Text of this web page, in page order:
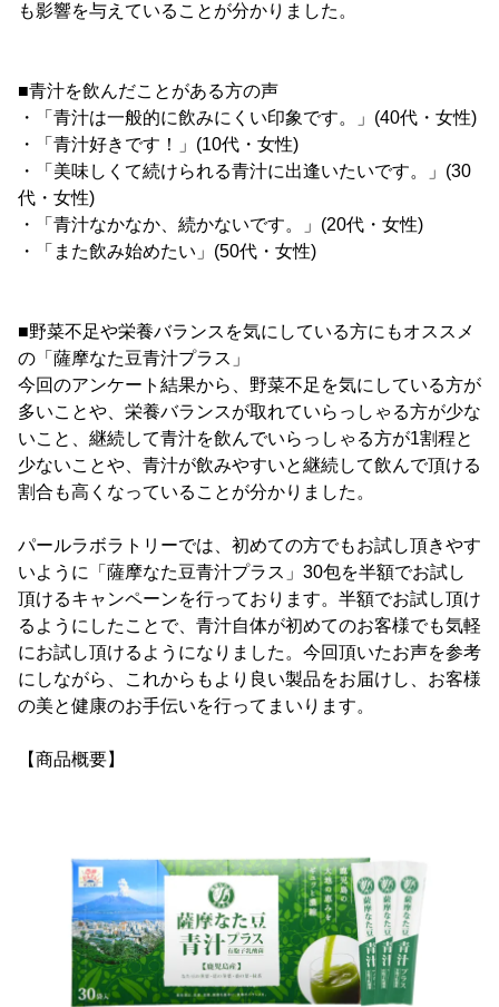
も影響を与えていることが分かりました。
■青汁を飲んだことがある方の声
・「青汁は一般的に飲みにくい印象です。」(40代・女性)
・「青汁好きです！」(10代・女性)
・「美味しくて続けられる青汁に出逢いたいです。」(30
代・女性)
・「青汁なかなか、続かないです。」(20代・女性)
・「また飲み始めたい」(50代・女性)
■野菜不足や栄養バランスを気にしている方にもオススメ
の「薩摩なた豆青汁プラス」
今回のアンケート結果から、野菜不足を気にしている方が
多いことや、栄養バランスが取れていらっしゃる方が少な
いこと、継続して青汁を飲んでいらっしゃる方が1割程と
少ないことや、青汁が飲みやすいと継続して飲んで頂ける
割合も高くなっていることが分かりました。
パールラボラトリーでは、初めての方でもお試し頂きやす
いように「薩摩なた豆青汁プラス」30包を半額でお試し
頂けるキャンペーンを行っております。半額でお試し頂け
るようにしたことで、青汁自体が初めてのお客様でも気軽
にお試し頂けるようになりました。今回頂いたお声を参考
にしながら、これからもより良い製品をお届けし、お客様
の美と健康のお手伝いを行ってまいります。
【商品概要】